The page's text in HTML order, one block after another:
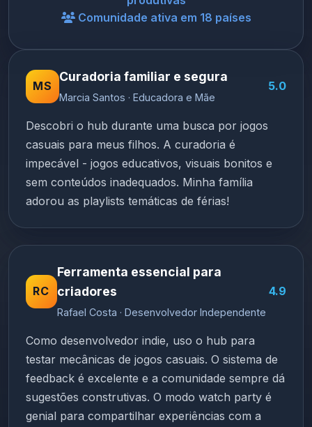
Comunidade ativa em 18 países
MS
Curadoria familiar e segura
Marcia Santos · Educadora e Mãe
5.0
Descobri o hub durante uma busca por jogos
casuais para meus filhos. A curadoria é
impecável - jogos educativos, visuais bonitos e
sem conteúdos inadequados. Minha família
adorou as playlists temáticas de férias!
RC
Ferramenta essencial para
criadores
Rafael Costa · Desenvolvedor Independente
4.9
Como desenvolvedor indie, uso o hub para
testar mecânicas de jogos casuais. O sistema de
feedback é excelente e a comunidade sempre dá
sugestões construtivas. O modo watch party é
genial para compartilhar experiências com a